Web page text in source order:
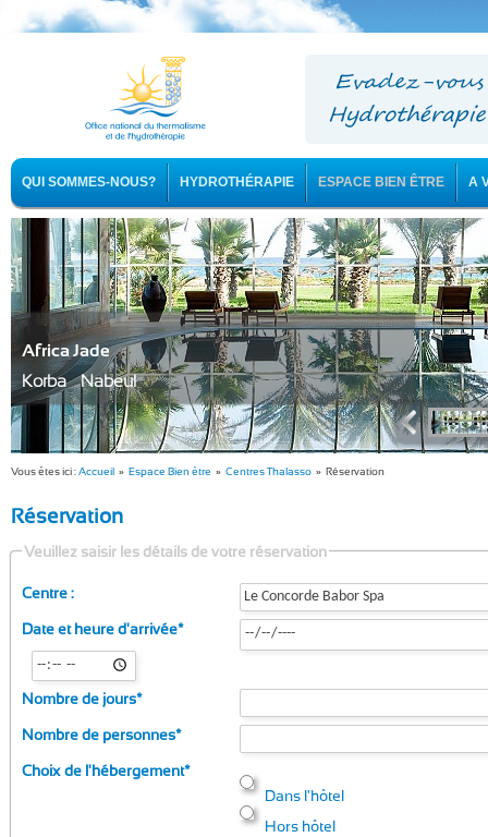
QUI SOMMES-NOUS? HYDROTHÉRAPIE ESPACE BIEN ÊTRE A
Africa Jade
Korba - Nabeul
Vous êtes ici :Accueil » Espace Bien être » Centres Thalasso » Réservation
Réservation
Veuillez saisir les détails de votre réservation
Centre :
Date et heure d'arrivée*
Nombre de jours*
Nombre de personnes*
Choix de l'hébergement*
Dans l'hôtel
Hors hôtel